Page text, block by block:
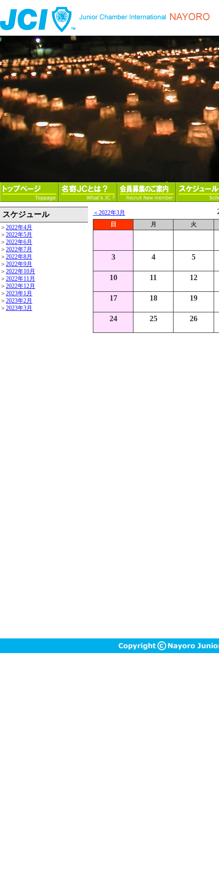
スケジュール
＞ 2022年4月
＞ 2022年5月
＞ 2022年6月
＞ 2022年7月
＞ 2022年8月
＞ 2022年9月
＞ 2022年10月
＞ 2022年11月
＞ 2022年12月
＞ 2023年1月
＞ 2023年2月
＞ 2023年3月
＜2022年3月
日 月 火
3 4 5
10 11 12
17 18 19
24 25 26